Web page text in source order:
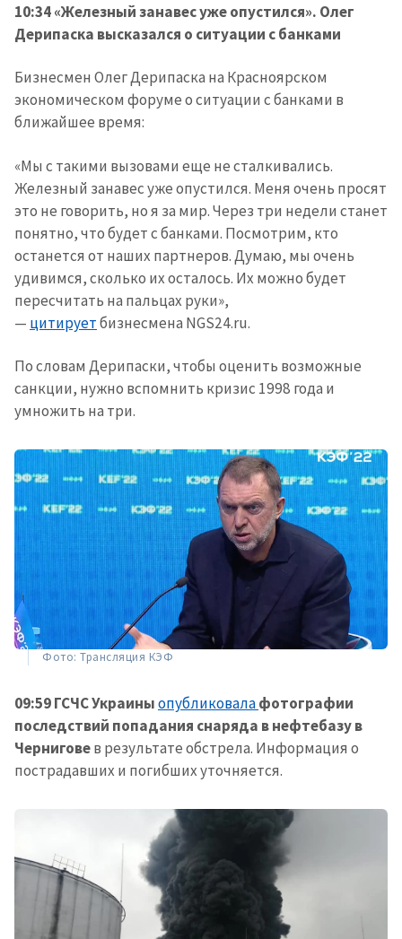
10:34 «Железный занавес уже опустился». Олег
Дерипаска высказался о ситуации с банками
Бизнесмен Олег Дерипаска на Красноярском
экономическом форуме о ситуации с банками в
ближайшее время:
«Мы с такими вызовами еще не сталкивались.
Железный занавес уже опустился. Меня очень просят
это не говорить, но я за мир. Через три недели станет
понятно, что будет с банками. Посмотрим, кто
останется от наших партнеров. Думаю, мы очень
удивимся, сколько их осталось. Их можно будет
пересчитать на пальцах руки»,
— цитируетбизнесмена NGS24.ru.
По словам Дерипаски, чтобы оценить возможные
санкции, нужно вспомнить кризис 1998 года и
умножить на три.
Фото: Трансляция КЭФ
09:59 ГСЧС Украиныопубликовалафотографии
последствий попадания снаряда в нефтебазу в
Черниговев результате обстрела. Информация о
пострадавших и погибших уточняется.